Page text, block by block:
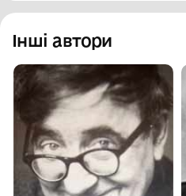
Інші автори